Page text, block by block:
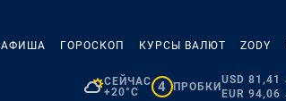
АФИША ГОРОСКОП КУРСЫ ВАЛЮТ ZODY
СЕЙЧАС
+20°C
4 ПРОБКИ
USD 81,41
EUR 94,06